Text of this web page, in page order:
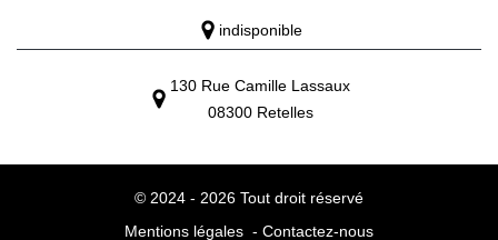
indisponible
130 Rue Camille Lassaux
08300 Retelles
© 2024 - 2026 Tout droit réservé
Mentions légales - Contactez-nous